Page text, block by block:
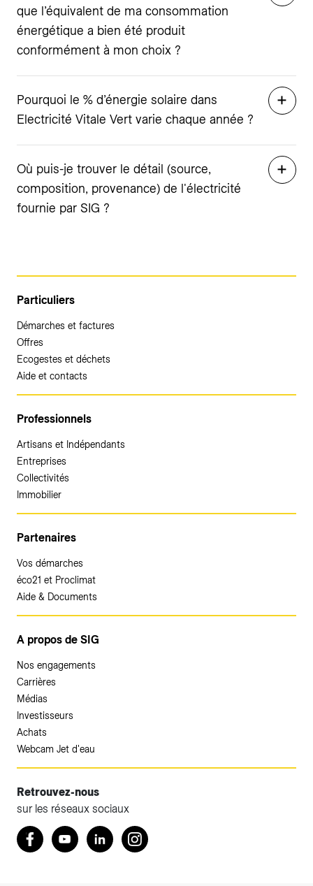
que l’équivalent de ma consommation
énergétique a bien été produit
conformément à mon choix ?
Pourquoi le % d’énergie solaire dans
Electricité Vitale Vert varie chaque année ?
Où puis-je trouver le détail (source,
composition, provenance) de l'électricité
fournie par SIG ?
Particuliers
Démarches et factures
Offres
Ecogestes et déchets
Aide et contacts
Professionnels
Artisans et Indépendants
Entreprises
Collectivités
Immobilier
Partenaires
Vos démarches
éco21 et Proclimat
Aide & Documents
A propos de SIG
Nos engagements
Carrières
Médias
Investisseurs
Achats
Webcam Jet d'eau
Retrouvez-nous
sur les réseaux sociaux
Retrouvez nous sur Facebook
YoutubeLinkedInInstagram
Accéder à votre espace client SIG.
Votre espace client SIG n'est pas optimisé pour une